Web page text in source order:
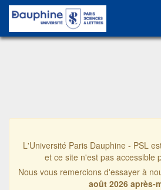
L'Université Paris Dauphine - PSL
et ce site n'est pas accessible
Nous vous remercions d'essayer à
août 2026 après-